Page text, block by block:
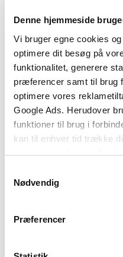
Denne hjemmeside
Vi bruger egne cookies
optimere dit besøg på
funktionalitet, generere
præferencer samt til brug
optimere vores
Google Ads. Herudover
funktioner til brug i
kan til enhver tid trække
være opmærksom på, at
tilbagetrækker et
Nødvendig
Præferencer
den kirkelige disciplin.
Andre har også